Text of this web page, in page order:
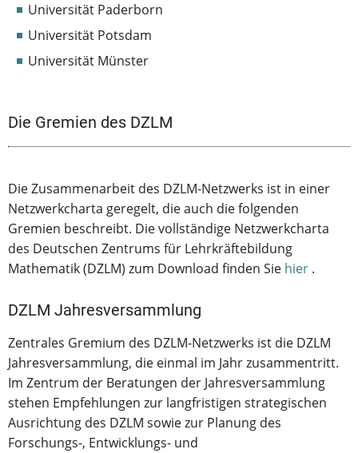
Universität Paderborn
Universität Potsdam
Universität Münster
Die Gremien des DZLM
Die Zusammenarbeit des DZLM-Netzwerks ist in einer
Netzwerkcharta geregelt, die auch die folgenden
Gremien beschreibt. Die vollständige Netzwerkcharta
des Deutschen Zentrums für Lehrkräftebildung
Mathematik (DZLM) zum Download finden Sie hier .
DZLM Jahresversammlung
Zentrales Gremium des DZLM-Netzwerks ist die DZLM
Jahresversammlung, die einmal im Jahr zusammentritt.
Im Zentrum der Beratungen der Jahresversammlung
stehen Empfehlungen zur langfristigen strategischen
Ausrichtung des DZLM sowie zur Planung des
Forschungs-, Entwicklungs- und